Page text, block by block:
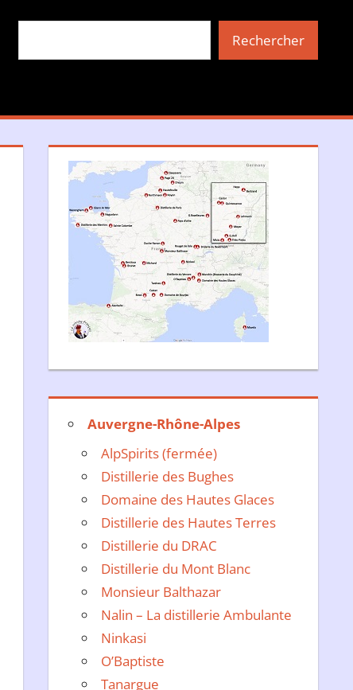
Rechercher
Auvergne-Rhône-Alpes
AlpSpirits (fermée)
Distillerie des Bughes
Domaine des Hautes Glaces
Distillerie des Hautes Terres
Distillerie du DRAC
Distillerie du Mont Blanc
Monsieur Balthazar
Nalin – La distillerie Ambulante
Ninkasi
O’Baptiste
Tanargue